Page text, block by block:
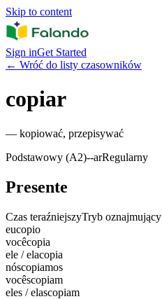
Skip to content
Sign inGet Started
← Wróć do listy czasowników
copiar
— kopiować, przepisywać
Podstawowy (A2)--arRegularny
Presente
Czas teraźniejszyTryb oznajmujący
eucopio
vocêcopia
ele / elacopia
nóscopiamos
vocêscopiam
eles / elascopiam